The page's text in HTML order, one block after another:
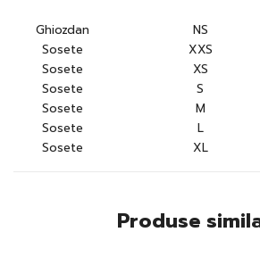
Ghiozdan
NS
Sosete
XXS
Sosete
XS
Sosete
S
Sosete
M
Sosete
L
Sosete
XL
Produse